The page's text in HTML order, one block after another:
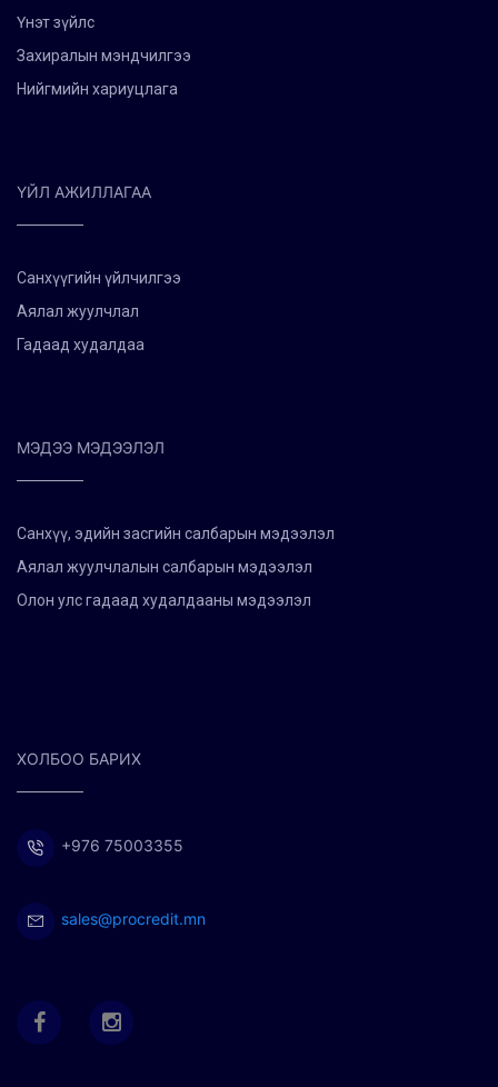
Үнэт зүйлс
Захиралын мэндчилгээ
Нийгмийн хариуцлага
ҮЙЛ АЖИЛЛАГАА
Санхүүгийн үйлчилгээ
Аялал жуулчлал
Гадаад худалдаа
МЭДЭЭ МЭДЭЭЛЭЛ
Санхүү, эдийн засгийн салбарын мэдээлэл
Аялал жуулчлалын салбарын мэдээлэл
Олон улс гадаад худалдааны мэдээлэл
ХОЛБОО БАРИХ
+976 75003355
sales@procredit.mn